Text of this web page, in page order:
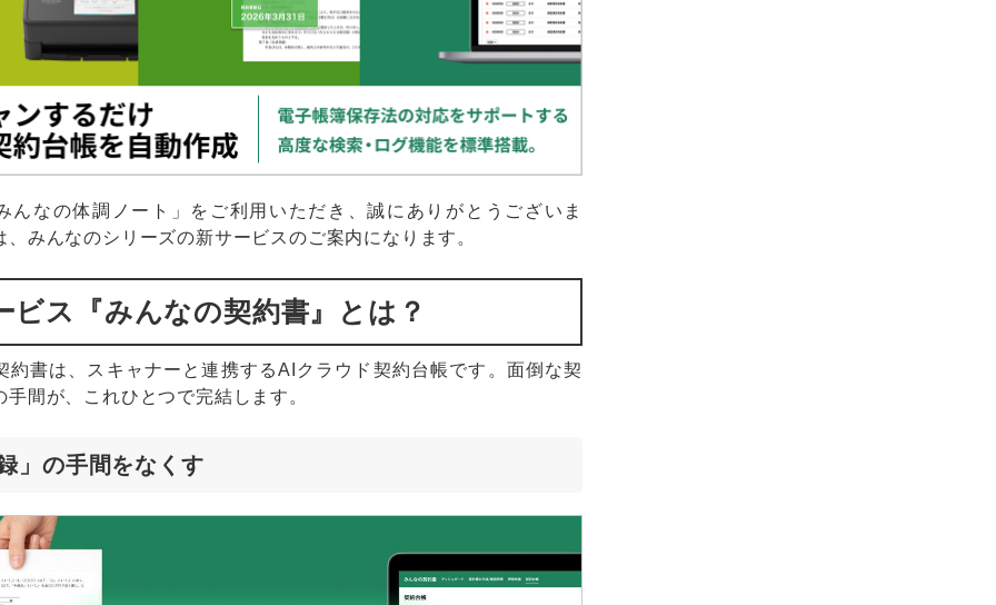
んなの体調ノート」をご利用いただき、誠にありがとうございま
、みんなのシリーズの新サービスのご案内になります。
ビス『みんなの契約書』とは？
約書は、スキャナーと連携するAIクラウド契約台帳です。面倒な契
手間が、これひとつで完結します。
」の手間をなくす